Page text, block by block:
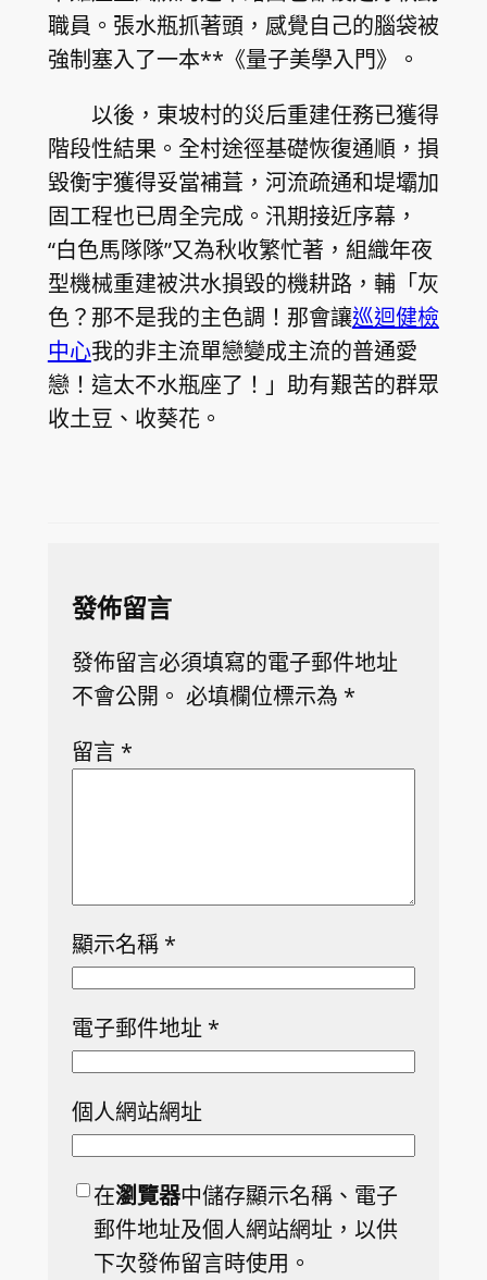
職員。張水瓶抓著頭，感覺自己的腦袋被
強制塞入了一本**《量子美學入門》。
以後，東坡村的災后重建任務已獲得
階段性結果。全村途徑基礎恢復通順，損
毀衡宇獲得妥當補葺，河流疏通和堤壩加
固工程也已周全完成。汛期接近序幕，
“白色馬隊隊”又為秋收繁忙著，組織年夜
型機械重建被洪水損毀的機耕路，輔「灰
色？那不是我的主色調！那會讓巡迴健檢
中心我的非主流單戀變成主流的普通愛
戀！這太不水瓶座了！」助有艱苦的群眾
收土豆、收葵花。
發佈留言
發佈留言必須填寫的電子郵件地址
不會公開。 必填欄位標示為 *
留言 *
顯示名稱 *
電子郵件地址 *
個人網站網址
在瀏覽器中儲存顯示名稱、電子
郵件地址及個人網站網址，以供
下次發佈留言時使用。